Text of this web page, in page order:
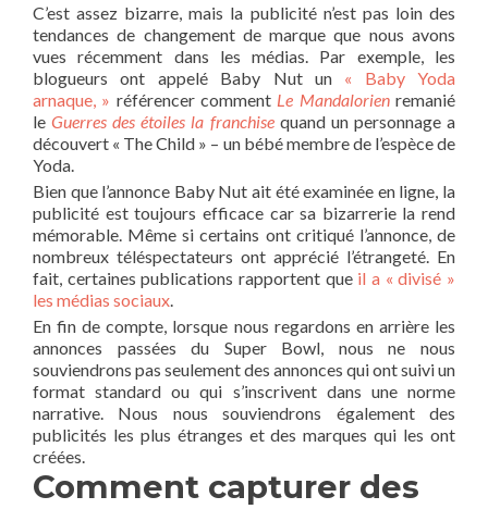
C’est assez bizarre, mais la publicité n’est pas loin des
tendances de changement de marque que nous avons
vues récemment dans les médias. Par exemple, les
blogueurs ont appelé Baby Nut un « Baby Yoda
arnaque, » référencer comment Le Mandalorienremanié
leGuerres des étoiles la franchisequand un personnage a
découvert « The Child » – un bébé membre de l’espèce de
Yoda.
Bien que l’annonce Baby Nut ait été examinée en ligne, la
publicité est toujours efficace car sa bizarrerie la rend
mémorable. Même si certains ont critiqué l’annonce, de
nombreux téléspectateurs ont apprécié l’étrangeté. En
fait, certaines publications rapportent que il a « divisé »
les médias sociaux
En fin de compte, lorsque nous regardons en arrière les
annonces passées du Super Bowl, nous ne nous
souviendrons pas seulement des annonces qui ont suivi un
format standard ou qui s’inscrivent dans une norme
narrative. Nous nous souviendrons également des
publicités les plus étranges et des marques qui les ont
créées.
Comment capturer des